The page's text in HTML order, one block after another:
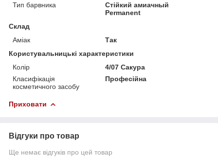
Тип барвника
Стійкий амиачный
Permanent
Склад
Аміак
Так
Користувальницькі характеристики
Колір
4/07 Сакура
Класифікація
косметичного засобу
Професійна
Приховати
Відгуки про товар
Ще немає відгуків про цей товар